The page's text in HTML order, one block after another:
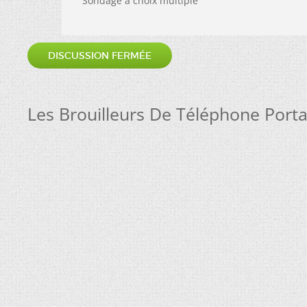
DISCUSSION FERMÉE
Les Brouilleurs De Téléphone